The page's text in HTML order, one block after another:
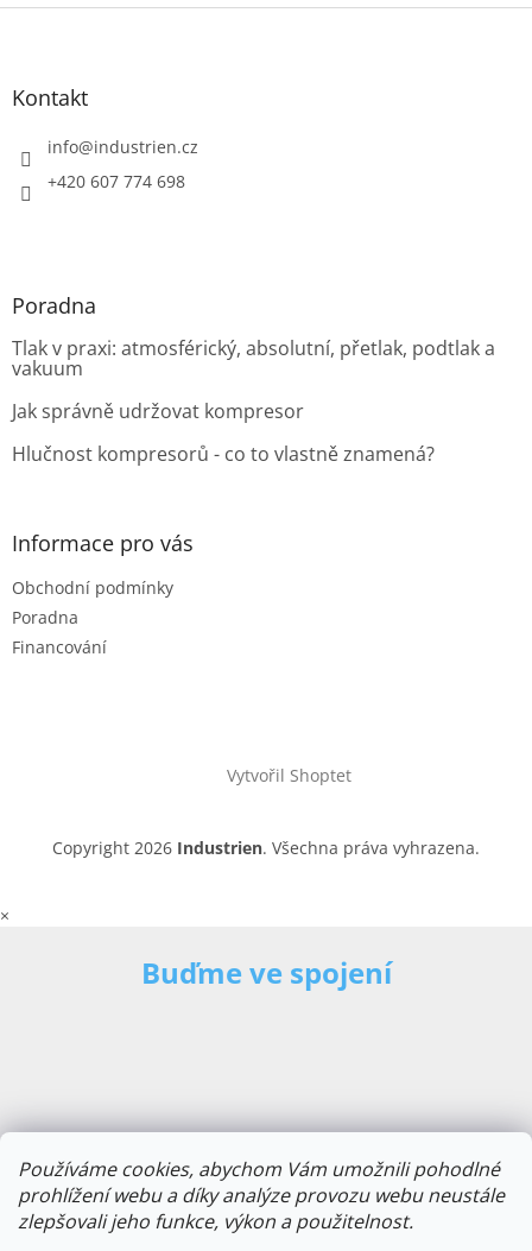
Používáme cookies, abychom Vám umožnili pohodlné
prohlížení webu a díky analýze provozu webu neustále
zlepšovali jeho funkce, výkon a použitelnost.
Z
Kontakt
info@industrien.cz
+420 607 774 698
Poradna
Tlak v praxi: atmosférický, absolutní, přetlak, podtlak a
vakuum
Jak správně udržovat kompresor
Hlučnost kompresorů - co to vlastně znamená?
Informace pro vás
Obchodní podmínky
Poradna
Financování
Vytvořil Shoptet
Copyright 2026 Industrien. Všechna práva vyhrazena.
×
Buďme ve spojení